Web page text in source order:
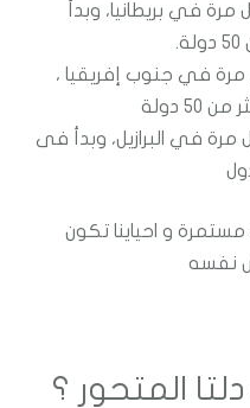
بريطانيا، وبدأ
في جنوب إفريقيا ،
البرازيل، وبدأ فى
و احياينا تكون
المتحور ؟